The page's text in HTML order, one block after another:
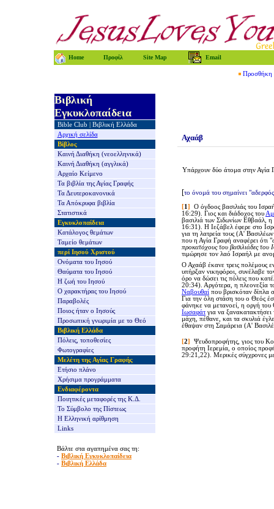
Home Προφίλ Site Map Email
Προσθήκη
Βιβλική
Εγκυκλοπαίδεια
Bible Club
Βιβλική Ελλάδα
Αρχική σελίδα
Βίβλος
Καινή Διαθήκη (νεοελληνικά)
Καινή Διαθήκη (αγγλικά)
Αρχαίο Κείμενο
Τα βιβλία τηςΑγίας Γραφής
Τα Δευτεροκανονικά
Τα Απόκρυφα βιβλία
Στατιστικά
Εγκυκλοπαίδεια
Κατάλογος θεμάτων
Ταμείο θεμάτων
περί Ιησού Χριστού
Ονόματα του Ιησού
Θαύματα του Ιησού
Η ζωή του Ιησού
Ο χαρακτήρας του Ιησού
Παραβολές
Ποιος ήταν ο Ιησούς
Προσωπική γνωριμία με το Θεό
Βιβλική Ελλάδα
Πόλεις, τοποθεσίες
Φωτογραφίες
Μελέτη της Αγίας Γραφής
Ετήσιο πλάνο
Χρήσιμα προγράμματα
Ενδιαφέροντα
Ποιητικές μεταφορές της Κ.Δ.
Το Σύμβολο της Πίστεως
Η Ελληνική αρίθμηση
Links
Βάλτε στα αγαπημένα σας τη:
- Βιβλική Εγκυκλοπαίδεια
- Βιβλική Ελλάδα
Αχαάβ
Υπάρχουν δύο άτομα στην Αγία
[το όνομά του σημαίνει
[1 ]
Ο όγδοος βασιλιάς του
16:29). Γιος και διάδοχος του
βασιλιά των Σιδωνίων Εθβαάλ,
16:31). Η Ιεζάβελ έφερε στο
για τη λατρεία τους (Α'
που η Αγία Γραφή αναφέρει ότι "
προκατόχους του βασιλιάδες του
τιμώρησε τον λαό Ισραήλ με
Ο Αχαάβ έκανε τρεις πολέμους
υπήρξαν νικηφόροι, συνέλαβε
όρο να δώσει τις πόλεις που
20:34). Αργότερα, η πλεονεξία
Ναβουθαί που βρισκόταν δίπλα
Για την όλη στάση του ο Θεός
φάνηκε να μετανοεί, η οργή
Ιωσαφάτ για να
μάχη, πέθανε, και τα σκυλιά
έθαψαν στη Σαμάρεια (Α'
[2]
Ψευδοπροφήτης, γιος του
προφήτη Ιερεμία, ο οποίος
29:21,22). Μερικές σύγχρονες